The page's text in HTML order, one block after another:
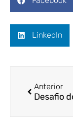
LinkedIn
Anterior